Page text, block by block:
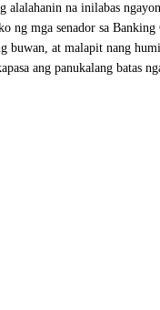
alalahanin na inilabas
ng mga senador sa
buwan, at malapit nang
ang panukalang batas